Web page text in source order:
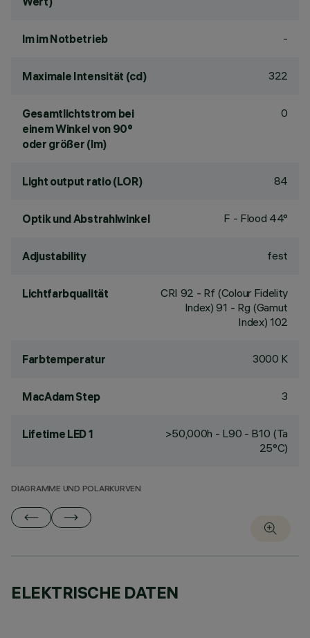
lm im Notbetrieb -
Maximale Intensität (cd) 322
Gesamtlichtstrom bei
einem Winkel von 90°
oder größer (lm)
0
Light output ratio (LOR) 84
Optik und Abstrahlwinkel F - Flood 44°
Adjustability fest
Lichtfarbqualität CRI 92 - Rf (Colour Fidelity
Index) 91 - Rg (Gamut
Index) 102
Farbtemperatur 3000 K
MacAdam Step 3
Lifetime LED 1
>50,000h - L90 - B10 (Ta
25°C)
DIAGRAMME UND POLARKURVEN
ELEKTRISCHE DATEN